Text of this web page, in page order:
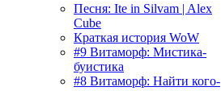
Песня: Ite in Silvam | Alex
Cube
Краткая история WoW
#9 Витаморф: Мистика-
буистика
#8 Витаморф: Найти кого-